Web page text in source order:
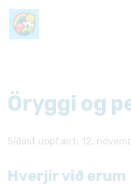
Öryggi og
Síðast uppfært: 12.
Hverjir við erum